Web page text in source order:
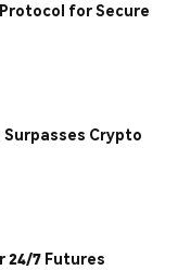
for Secure
Surpasses Crypto
24/7 Futures